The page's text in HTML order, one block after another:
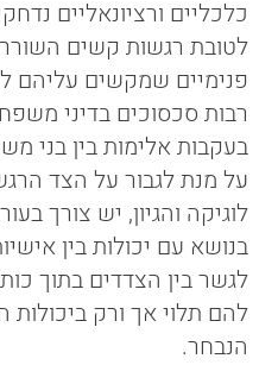
כלכליים ורציונאליים
לטובת רגשות קשים
פנימיים שמקשים עליהם
רבות סכסוכים בדיני
בעקבות אלימות בין בני
על מנת לגבור על הצד
לוגיקה והגיון, יש צורך
בנושא עם יכולות בין
לגשר בין הצדדים בתוך
להם תלוי אך ורק ביכולות
הנבחר.